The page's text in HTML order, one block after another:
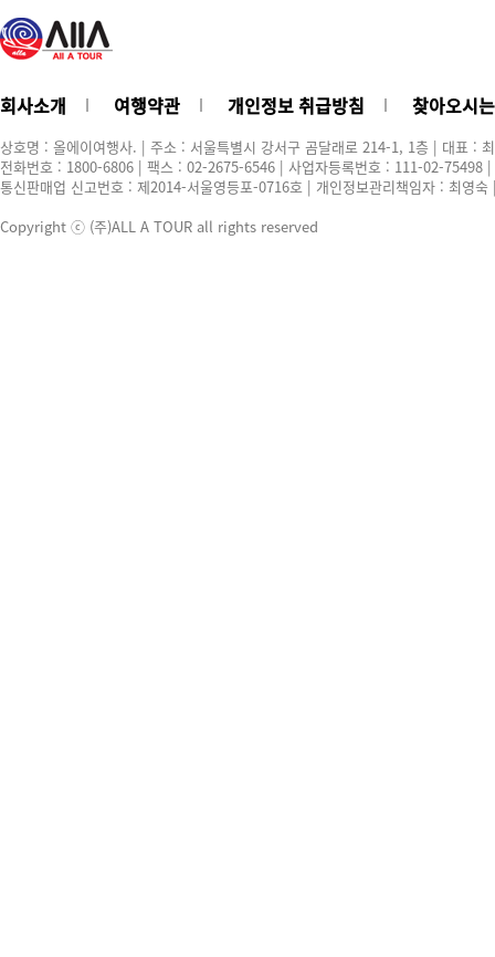
회사소개 여행약관 개인정보 취급방침 찾아오시
상호명 : 올에이여행사. | 주소 : 서울특별시 강서구 곰달래로 214-1, 1층 | 대표 :
전화번호 : 1800-6806 | 팩스 : 02-2675-6546 | 사업자등록번호 : 111-02-75498
통신판매업 신고번호 : 제2014-서울영등포-0716호 | 개인정보관리책임자 : 최
Copyright ⓒ (주)ALL A TOUR all rights reserved